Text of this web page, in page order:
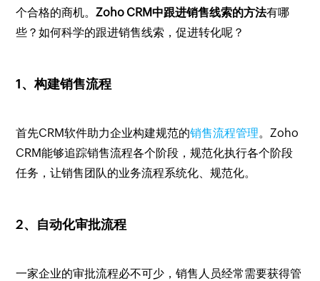
个合格的商机。Zoho CRM中跟进销售线索的方法有哪
些？如何科学的跟进销售线索，促进转化呢？
1、构建销售流程
首先CRM软件助力企业构建规范的销售流程管理。Zoho
CRM能够追踪销售流程各个阶段，规范化执行各个阶段
任务，让销售团队的业务流程系统化、规范化。
2、自动化审批流程
一家企业的审批流程必不可少，销售人员经常需要获得管